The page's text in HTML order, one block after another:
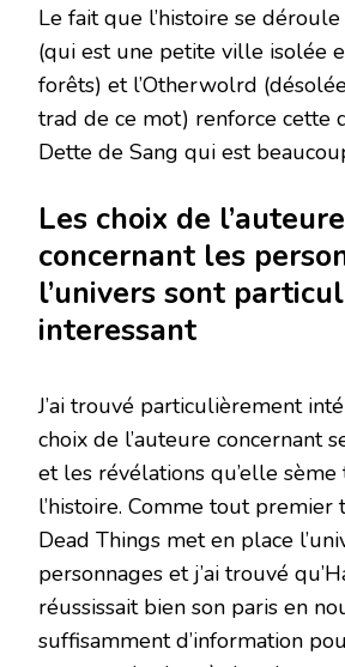
Le fait que l’histoire se
(qui est une petite ville isolée
forêts) et l’Otherwolrd
trad de ce mot) renforce cette
Dette de Sang qui est
Les choix de l’auteure
concernant les
l’univers sont
interessant
J’ai trouvé particulièrement
choix de l’auteure concernant
et les révélations qu’elle
l’histoire. Comme tout premier
Dead Things met en place
personnages et j’ai trouvé
réussissait bien son paris en
suffisamment d’information